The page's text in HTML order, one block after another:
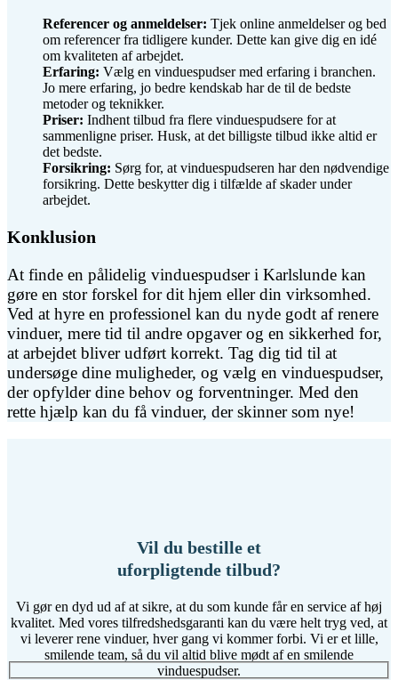
Referencer og anmeldelser: Tjek online anmeldelser og bed
om referencer fra tidligere kunder. Dette kan give dig en idé
om kvaliteten af arbejdet.
Erfaring: Vælg en vinduespudser med erfaring i branchen.
Jo mere erfaring, jo bedre kendskab har de til de bedste
metoder og teknikker.
Priser: Indhent tilbud fra flere vinduespudsere for at
sammenligne priser. Husk, at det billigste tilbud ikke altid er
det bedste.
Forsikring: Sørg for, at vinduespudseren har den nødvendige
forsikring. Dette beskytter dig i tilfælde af skader under
arbejdet.
Konklusion
At finde en pålidelig vinduespudser i Karlslunde kan
gøre en stor forskel for dit hjem eller din virksomhed.
Ved at hyre en professionel kan du nyde godt af renere
vinduer, mere tid til andre opgaver og en sikkerhed for,
at arbejdet bliver udført korrekt. Tag dig tid til at
undersøge dine muligheder, og vælg en vinduespudser,
der opfylder dine behov og forventninger. Med den
rette hjælp kan du få vinduer, der skinner som nye!
Vil du bestille et
uforpligtende tilbud?
Vi gør en dyd ud af at sikre, at du som kunde får en service af høj
kvalitet. Med vores tilfredshedsgaranti kan du være helt tryg ved, at
vi leverer rene vinduer, hver gang vi kommer forbi. Vi er et lille,
smilende team, så du vil altid blive mødt af en smilende
vinduespudser.